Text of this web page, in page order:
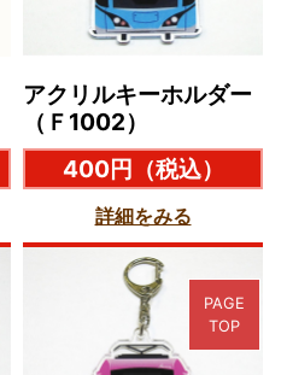
アクリルキーホルダー
（Ｆ1002）
400円 （税込）
詳細をみる
PAGE
TOP